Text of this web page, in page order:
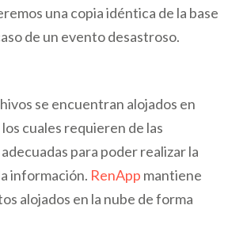
una copia idéntica de la base
de un evento desastroso.
se encuentran alojados en
cuales requieren de las
para poder realizar la
información. RenApp mantiene
alojados en la nube de forma